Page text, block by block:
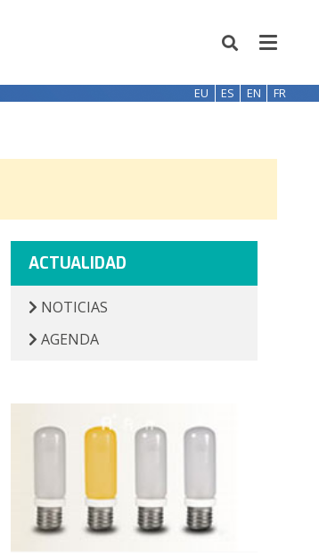
EU ES EN FR
ACTUALIDAD
NOTICIAS
AGENDA